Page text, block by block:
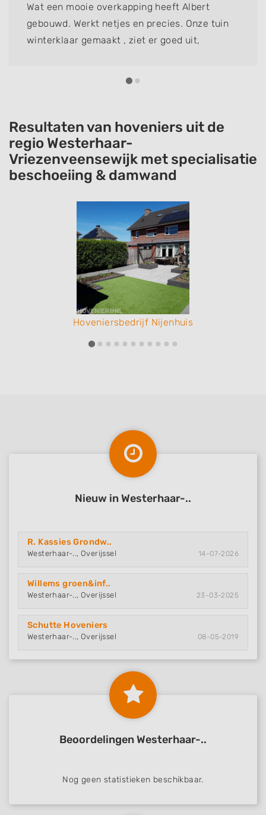
Wat een mooie overkapping heeft Albert
gebouwd. Werkt netjes en precies. Onze tuin
winterklaar gemaakt , ziet er goed uit,
Resultaten van hoveniers uit de
regio Westerhaar-
Vriezenveensewijk met specialisatie
beschoeiing & damwand
Hoveniersbedrijf Nijenhuis
Nieuw in Westerhaar-..
R. Kassies Grondw..
Westerhaar-.., Overijssel 14-07-2026
Willems groen&inf..
Westerhaar-.., Overijssel 23-03-2025
Schutte Hoveniers
Westerhaar-.., Overijssel 08-05-2019
Beoordelingen Westerhaar-..
Nog geen statistieken beschikbaar.